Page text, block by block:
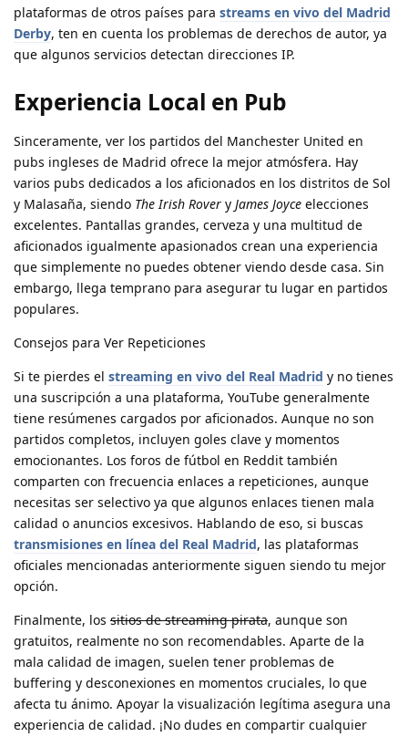
plataformas de otros países para streams en vivo del Madrid
Derby, ten en cuenta los problemas de derechos de autor, ya
que algunos servicios detectan direcciones IP.
Experiencia Local en Pub
Sinceramente, ver los partidos del Manchester United en
pubs ingleses de Madrid ofrece la mejor atmósfera. Hay
varios pubs dedicados a los aficionados en los distritos de Sol
y Malasaña, siendo The Irish Rover y James Joyce elecciones
excelentes. Pantallas grandes, cerveza y una multitud de
aficionados igualmente apasionados crean una experiencia
que simplemente no puedes obtener viendo desde casa. Sin
embargo, llega temprano para asegurar tu lugar en partidos
populares.
Consejos para Ver Repeticiones
Si te pierdes el streaming en vivo del Real Madrid y no tienes
una suscripción a una plataforma, YouTube generalmente
tiene resúmenes cargados por aficionados. Aunque no son
partidos completos, incluyen goles clave y momentos
emocionantes. Los foros de fútbol en Reddit también
comparten con frecuencia enlaces a repeticiones, aunque
necesitas ser selectivo ya que algunos enlaces tienen mala
calidad o anuncios excesivos. Hablando de eso, si buscas
transmisiones en línea del Real Madrid, las plataformas
oficiales mencionadas anteriormente siguen siendo tu mejor
opción.
Finalmente, los sitios de streaming pirata, aunque son
gratuitos, realmente no son recomendables. Aparte de la
mala calidad de imagen, suelen tener problemas de
buffering y desconexiones en momentos cruciales, lo que
afecta tu ánimo. Apoyar la visualización legítima asegura una
experiencia de calidad. ¡No dudes en compartir cualquier